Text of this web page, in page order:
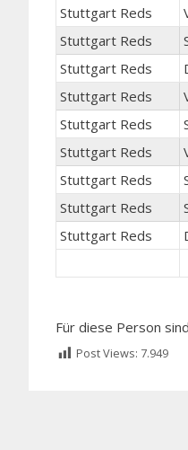
Stuttgart Reds
Stuttgart Reds
Stuttgart Reds
Stuttgart Reds
Stuttgart Reds
Stuttgart Reds
Stuttgart Reds
Stuttgart Reds
Stuttgart Reds
Für diese Person
Post Views: 7.949